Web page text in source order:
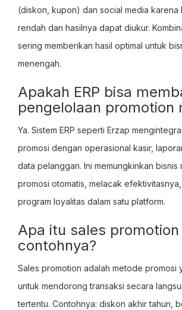
(diskon, kupon) dan social media karena
rendah dan hasilnya dapat diukur.
sering memberikan hasil optimal untuk
menengah.
Apakah ERP bisa
pengelolaan promotion
Ya. Sistem ERP seperti Erzap
promosi dengan operasional kasir,
data pelanggan. Ini memungkinkan bisnis
promosi otomatis, melacak
program loyalitas dalam satu platform.
Apa itu sales promotion
contohnya?
Sales promotion adalah metode promosi
untuk mendorong transaksi secara
tertentu. Contohnya: diskon akhir tahun,